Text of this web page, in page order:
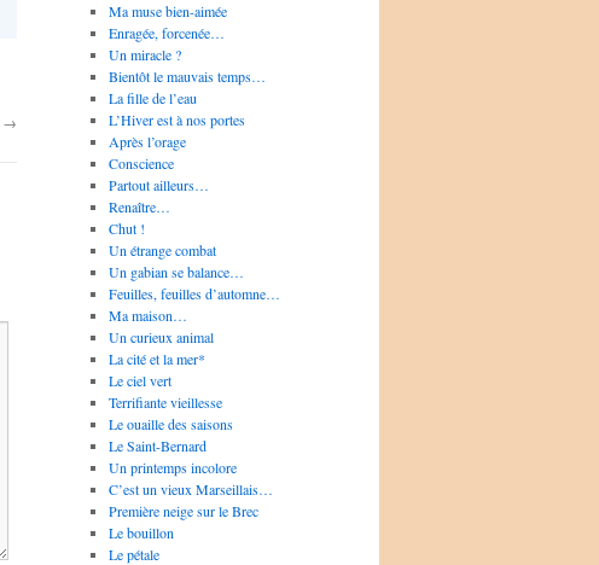
→
Ma muse bien-aimée
Enragée, forcenée…
Un miracle ?
Bientôt le mauvais temps…
La fille de l’eau
L’Hiver est à nos portes
Après l’orage
Conscience
Partout ailleurs…
Renaître…
Chut !
Un étrange combat
Un gabian se balance…
Feuilles, feuilles d’automne…
Ma maison…
Un curieux animal
La cité et la mer*
Le ciel vert
Terrifiante vieillesse
Le ouaille des saisons
Le Saint-Bernard
Un printemps incolore
C’est un vieux Marseillais…
Première neige sur le Brec
Le bouillon
Le pétale